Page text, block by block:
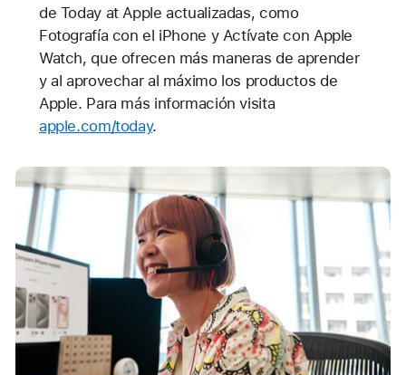
de Today at Apple actualizadas, como
Fotografía con el iPhone y Actívate con Apple
Watch, que ofrecen más maneras de aprender
y al aprovechar al máximo los productos de
Apple. Para más información visita
apple.com/today.